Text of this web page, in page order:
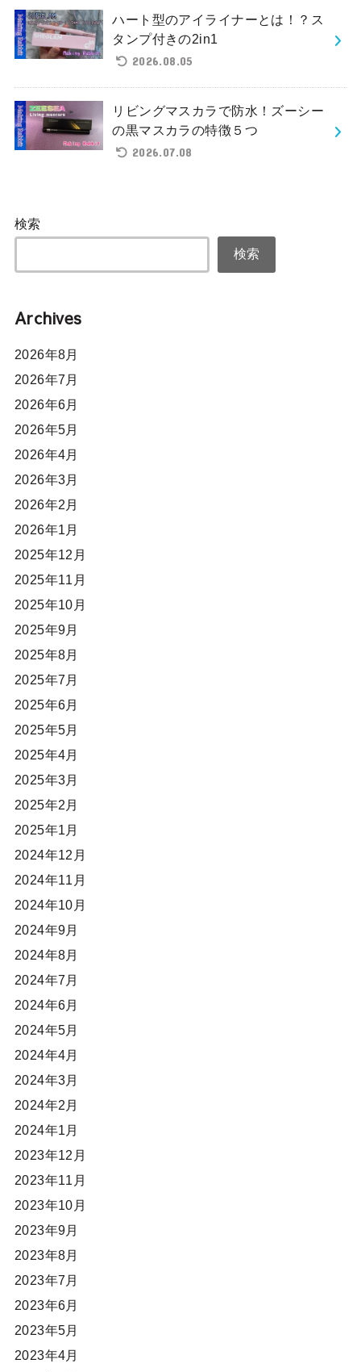
ハート型のアイライナーとは！？ス
タンプ付きの2in1
2026.08.05
リビングマスカラで防水！ズーシー
の黒マスカラの特徴５つ
2026.07.08
検索
検索
Archives
2026年8月
2026年7月
2026年6月
2026年5月
2026年4月
2026年3月
2026年2月
2026年1月
2025年12月
2025年11月
2025年10月
2025年9月
2025年8月
2025年7月
2025年6月
2025年5月
2025年4月
2025年3月
2025年2月
2025年1月
2024年12月
2024年11月
2024年10月
2024年9月
2024年8月
2024年7月
2024年6月
2024年5月
2024年4月
2024年3月
2024年2月
2024年1月
2023年12月
2023年11月
2023年10月
2023年9月
2023年8月
2023年7月
2023年6月
2023年5月
2023年4月